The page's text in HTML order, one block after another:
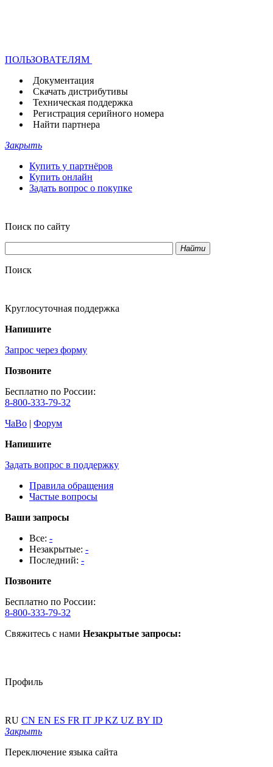
ПОЛЬЗОВАТЕЛЯМ
Документация
Скачать дистрибутивы
Техническая поддержка
Регистрация серийного номера
Найти партнера
Закрыть
Купить у партнёров
Купить онлайн
Задать вопрос о покупке
Поиск по сайту
Найти
Поиск
Круглосуточная поддержка
Напишите
Запрос через форму
Позвоните
Бесплатно по России:
8-800-333-79-32
ЧаВо | Форум
Напишите
Задать вопрос в поддержку
Правила обращения
Частые вопросы
Ваши запросы
Все: -
Незакрытые: -
Последний: -
Позвоните
Бесплатно по России:
8-800-333-79-32
Свяжитесь с нами Незакрытые запросы:
Профиль
RU CN EN ES FR IT JPKZ UZ BY ID
Закрыть
Переключение языка сайта